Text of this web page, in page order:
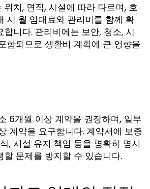
위치, 면적, 시설에 따라 다르며, 호
시 월 임대료와 관리비를 함께 확
합니다. 관리비에는 보안, 청소, 시
함되므로 생활비 계획에 큰 영향을
6개월 이상 계약을 권장하며, 일부
계약을 요구합니다. 계약서에 보증
, 시설 유지 책임 등을 명확히 명시
할 문제를 방지할 수 있습니다.